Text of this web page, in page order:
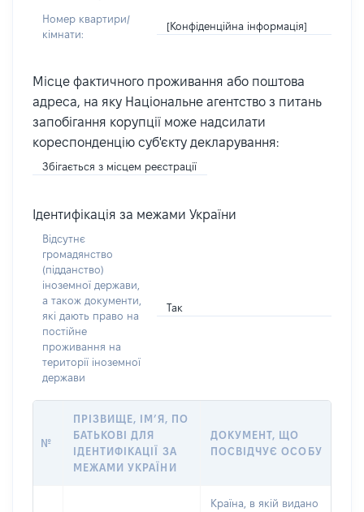
Номер квартири/
кімнати:
[Конфіденційна інформація]
Місце фактичного проживання або поштова
адреса, на яку Національне агентство з питань
запобігання корупції може надсилати
кореспонденцію суб'єкту декларування:
Збігається з місцем реєстрації
Ідентифікація за межами України
Відсутнє
громадянство
(підданство)
іноземної держави,
а також документи,
які дають право на
постійне
проживання на
території іноземної
держави
Так
№
ПРІЗВИЩЕ, ІМ’Я, ПО
БАТЬКОВІ ДЛЯ
ІДЕНТИФІКАЦІЇ ЗА
МЕЖАМИ УКРАЇНИ
ДОКУМЕНТ, ЩО
ПОСВІДЧУЄ ОСОБУ
Країна, в якій видано